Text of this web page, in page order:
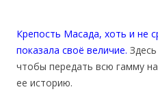
Крепость Масада, хоть и не
показала своё величие.
чтобы передать всю гамму
ее историю.